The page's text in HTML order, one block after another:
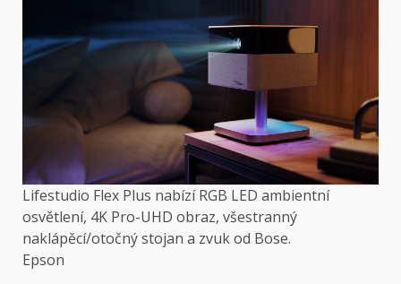
Lifestudio Flex Plus nabízí RGB LED ambientní
osvětlení, 4K Pro-UHD obraz, všestranný
naklápěcí/otočný stojan a zvuk od Bose.
Epson